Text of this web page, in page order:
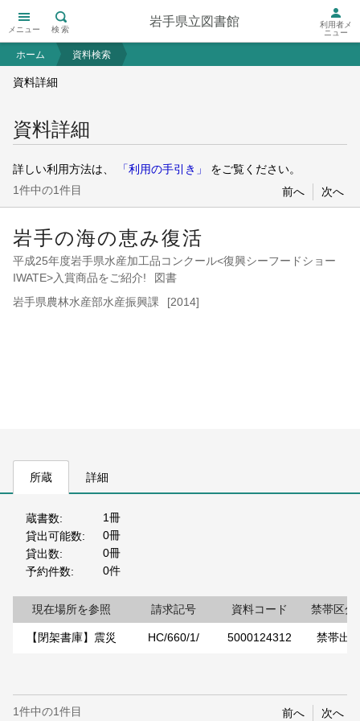
岩手県立図書館
メニュー 検索
利用者メ
ニュー
ホーム 資料検索
資料詳細
資料詳細
詳しい利用方法は、 「利用の手引き」
をご覧ください。
1件中の1件目
前へ 次へ
岩手の海の恵み復活
平成25年度岩手県水産加工品コンクール<復興シーフードショー
IWATE>入賞商品をご紹介!
図書
岩手県農林水産部水産振興課
[2014]
所蔵 詳細
蔵書数
1冊
貸出可能数
0冊
貸出数
0冊
予約件数
0件
現在場所を参照 請求記号 資料コード 禁帯区分
【閉架書庫】震災 HC/660/1/ 5000124312 禁帯出
1件中の1件目 前へ 次へ